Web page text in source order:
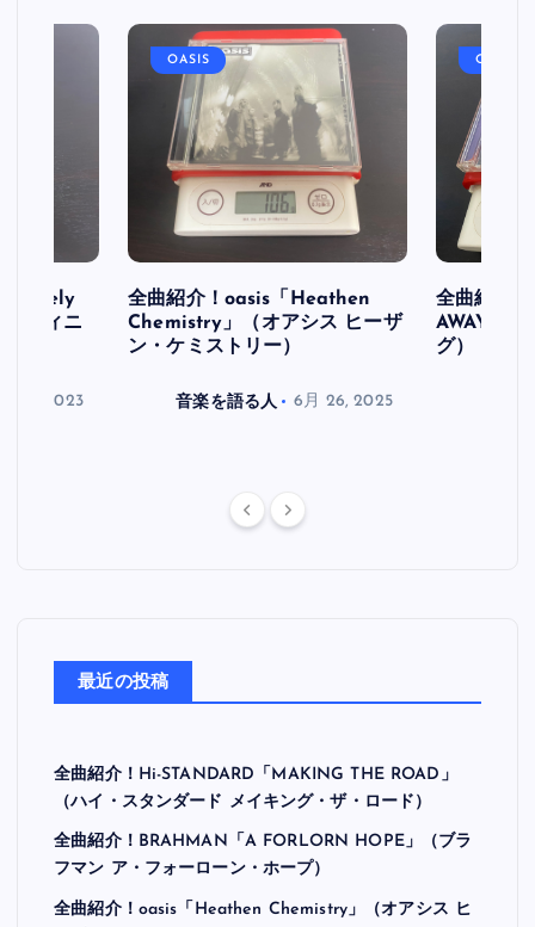
フィニ
30, 2023
OASIS
全曲紹介！oasis「Heathen
Chemistry」（オアシス ヒーザ
ン・ケミストリー）
音楽を語る人 6月 26, 2025
OASIS
全曲紹介
AWAY」
グ）
最近の投稿
全曲紹介！Hi-STANDARD「MAKING THE ROAD」
（ハイ・スタンダード メイキング・ザ・ロード）
全曲紹介！BRAHMAN「A FORLORN HOPE」（ブラ
フマン ア・フォーローン・ホープ）
全曲紹介！oasis「Heathen Chemistry」（オアシス ヒ